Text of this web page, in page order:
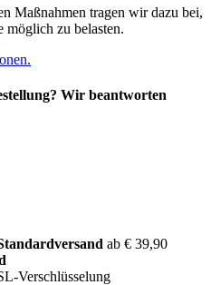
Maßnahmen tragen wir dazu bei,
zu belasten.
Wir beantworten
ab € 39,90
Verschlüsselung